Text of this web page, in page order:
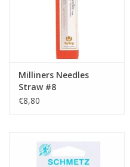
Milliners Needles
Straw #8
€8,80